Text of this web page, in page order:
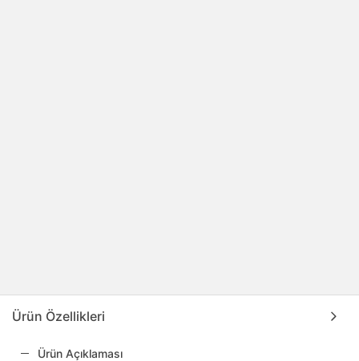
Ürün Özellikleri
Ürün Açıklaması